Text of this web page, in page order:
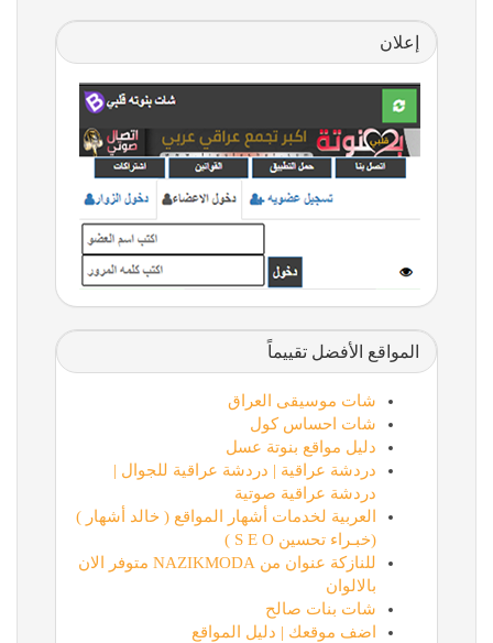
إعلان
المواقع الأفضل تقييماً
شات موسيقى العراق
شات احساس كول
دليل مواقع بنوتة عسل
دردشة عراقية | دردشة عراقية للجوال |
دردشة عراقية صوتية
العربية لخدمات أشهار المواقع ( خالد أشهار )
(خبـراء تحسين S E O )
للنازكة عنوان من NAZIKMODA متوفر الان
بالالوان
شات بنات صالح
اضف موقعك | دليل المواقع